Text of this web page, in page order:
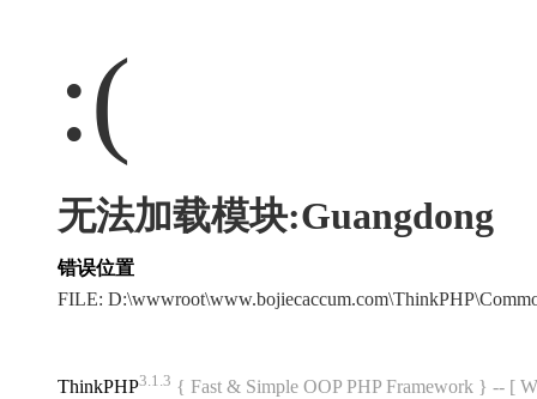
:(
无法加载模块:Guangdong
错误位置
FILE:
ThinkPHP3.1.3 { Fast & Simple OOP PHP Framework } -- [